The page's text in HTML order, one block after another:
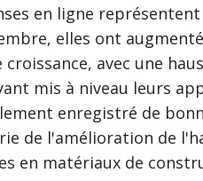
en ligne
elles ont augmenté
avec une
mis à niveau leurs
enregistré de
de l'amélioration de
en matériaux de